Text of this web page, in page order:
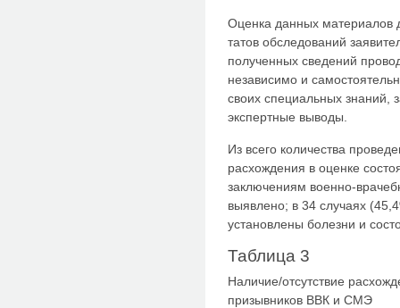
Оценка данных материалов
татов обследований
получен­ных сведений
независимо и
своих специальных знаний,
экспертные выводы.
Из всего количества
расхождения в оценке
заключени­ям военно-
выявлено; в 34 случаях
установлены бо­лезни и
Таблица 3
Наличие/отсутствие
призывников ВВК и СМЭ